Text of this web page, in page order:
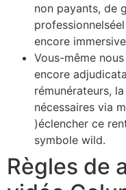
non payants, de
encore
Vous-même
encore
rémunérateurs,
nécessaires via
)éclencher ce
symbole wild.
Règles de